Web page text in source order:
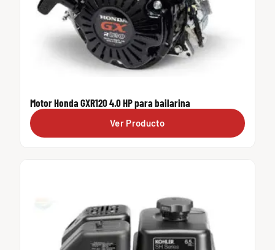
Motor Honda GXR120 4.0 HP para bailarina
Ver Producto